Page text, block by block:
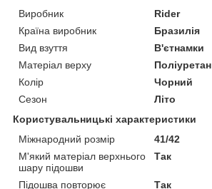
Виробник
Rider
Країна виробник
Бразилія
Вид взуття
В'єтнамки
Матеріал верху
Поліуретан
Колір
Чорний
Сезон
Літо
Користувальницькі характеристики
Міжнародний розмір
41/42
М'який матеріал верхнього
шару підошви
Так
Підошва повторює
Так